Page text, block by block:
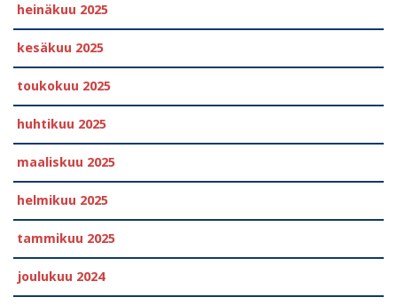
heinäkuu 2025
kesäkuu 2025
toukokuu 2025
huhtikuu 2025
maaliskuu 2025
helmikuu 2025
tammikuu 2025
joulukuu 2024